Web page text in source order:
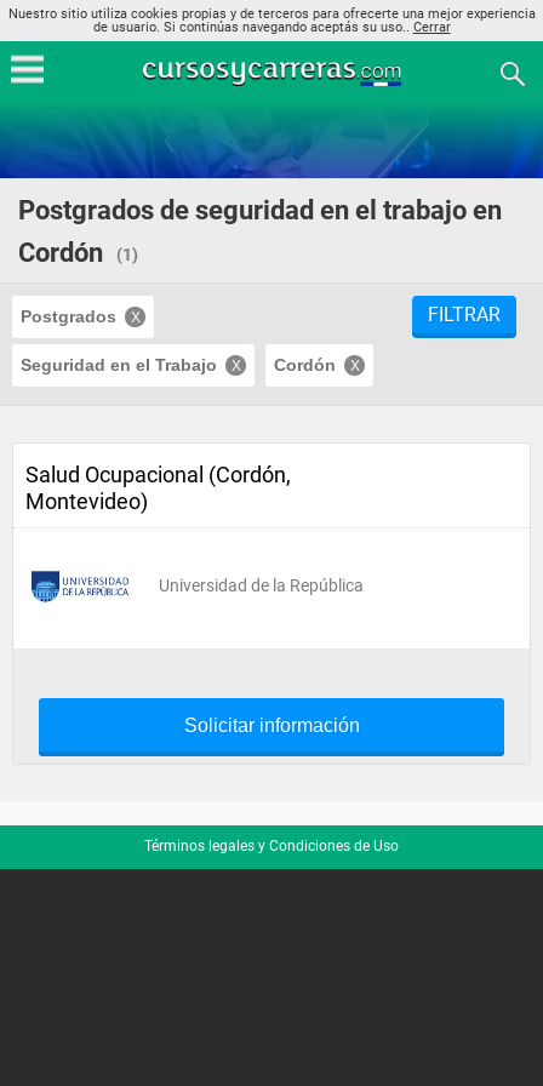
Nuestro sitio utiliza cookies propias y de terceros para ofrecerte una mejor experiencia
de usuario. Si continúas navegando aceptás su uso.. Cerrar
Postgrados de seguridad en el trabajo en
Cordón
(1)
Postgrados
Seguridad en el Trabajo Cordón
FILTRAR
Salud Ocupacional (Cordón,
Montevideo)
Universidad de la República
Solicitar información
Términos legales y Condiciones de Uso